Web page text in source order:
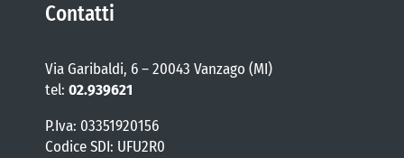
Contatti
Via Garibaldi, 6 – 20043 Vanzago (MI)
tel: 02.939621
P.Iva: 03351920156
Codice SDI: UFU2R0